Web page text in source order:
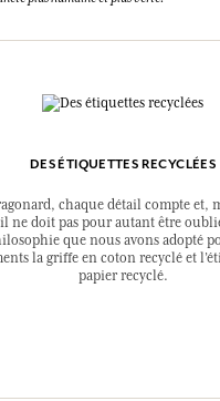
DES ÉTIQUETTES RECYCLÉES
chaque détail compte et,
ne doit pas pour autant être
que nous avons adopté
la griffe en coton recyclé et
papier recyclé.